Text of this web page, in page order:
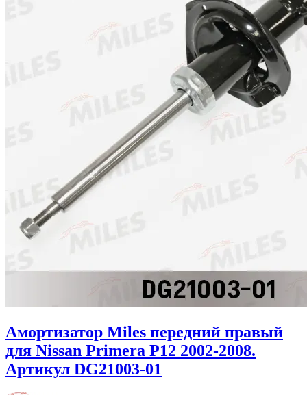
Амортизатор Miles передний правый
для Nissan Primera P12 2002-2008.
Артикул DG21003-01